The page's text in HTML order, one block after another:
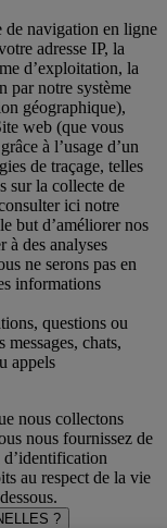
de navigation en ligne
adresse IP, la
d’exploitation, la
par notre système
géographique),
web (que vous
à l’usage d’un
de traçage, telles
sur la collecte de
ici notre
but d’améliorer nos
à des analyses
ne serons pas en
informations
questions ou
chats,
appels
nous collectons
nous fournissez de
au respect de la vie
?